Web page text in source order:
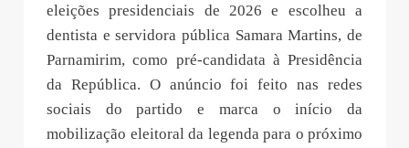
eleições presidenciais de 2026 e escolheu a
dentista e servidora pública Samara Martins, de
Parnamirim, como pré-candidata à Presidência
da República. O anúncio foi feito nas redes
sociais do partido e marca o início da
mobilização eleitoral da legenda para o próximo